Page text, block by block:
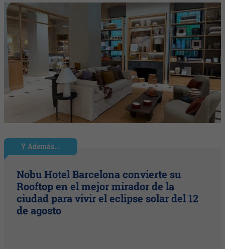
Y Además...
Nobu Hotel Barcelona convierte su
Rooftop en el mejor mirador de la
ciudad para vivir el eclipse solar del 12
de agosto